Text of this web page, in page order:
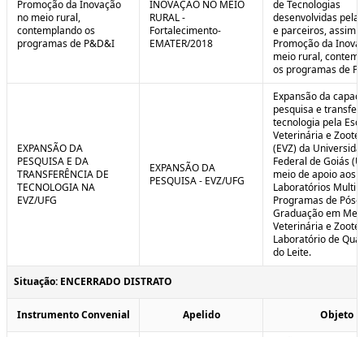
Promoção da Inovação
no meio rural,
contemplando os
programas de P&D&I
INOVAÇÃO NO MEIO
RURAL -
Fortalecimento-
EMATER/2018
de Tecnologias
desenvolvidas pela
e parceiros, assim
Promoção da
meio rural,
os programas de
EXPANSÃO DA
PESQUISA E DA
TRANSFERÊNCIA DE
TECNOLOGIA NA
EVZ/UFG
EXPANSÃO DA
PESQUISA - EVZ/UFG
Expansão da
pesquisa e
tecnologia pela
Veterinária e
(EVZ) da
Federal de Goiás
meio de apoio aos
Laboratórios
Programas de Pós-
Graduação em
Veterinária e
Laboratório de
do Leite.
Situação: ENCERRADO DISTRATO
Instrumento Convenial Apelido Objeto